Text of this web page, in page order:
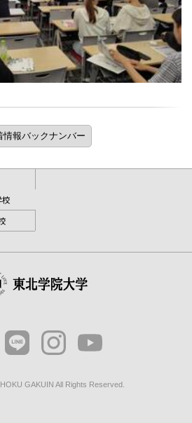
GAKUIN All Rights Reserved.